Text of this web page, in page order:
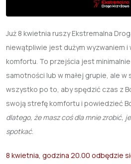
Już 8 kwietnia ruszy Ekstremalna
niewątpliwie jest dużym wyzwaniem
komfortu. To przejścia jest
samotności lub w małej grupie, ale w
wszystko po to, aby spędzić czas z
swoją strefę komfortu i powiedzieć
dlatego, że masz coś dla mnie zrobić,
spotkać.
8 kwietnia, godzina 20.00 odbędzie